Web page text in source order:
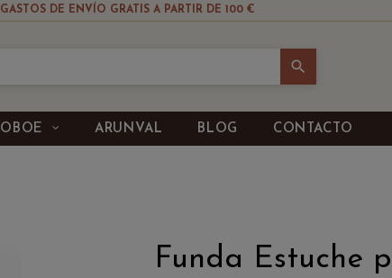
GASTOS DE ENVÍO GRATIS A PARTIR DE 100 €
search
OBOE ARUNVAL BLOG CONTACTO
Funda Estuche